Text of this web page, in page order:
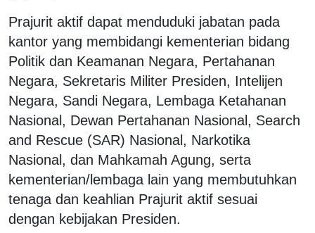
Prajurit aktif dapat menduduki jabatan pada
kantor yang membidangi kementerian bidang
Politik dan Keamanan Negara, Pertahanan
Negara, Sekretaris Militer Presiden, Intelijen
Negara, Sandi Negara, Lembaga Ketahanan
Nasional, Dewan Pertahanan Nasional, Search
and Rescue (SAR) Nasional, Narkotika
Nasional, dan Mahkamah Agung, serta
kementerian/lembaga lain yang membutuhkan
tenaga dan keahlian Prajurit aktif sesuai
dengan kebijakan Presiden.